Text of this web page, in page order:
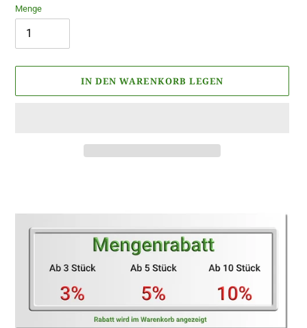
Menge
IN DEN WARENKORB LEGEN
hinzugefügt